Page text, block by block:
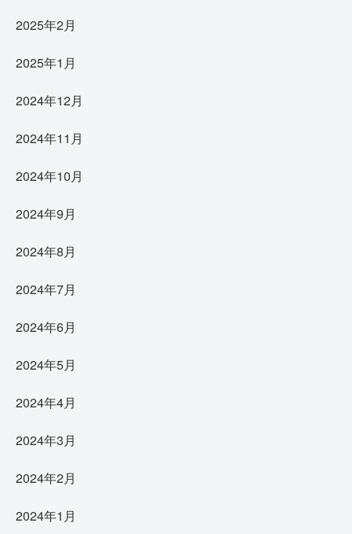
2025年2月
2025年1月
2024年12月
2024年11月
2024年10月
2024年9月
2024年8月
2024年7月
2024年6月
2024年5月
2024年4月
2024年3月
2024年2月
2024年1月